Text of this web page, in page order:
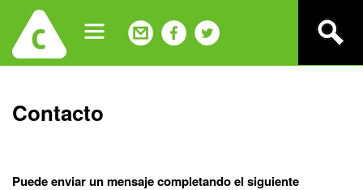
navigation
Back
to
Contacto
Puede enviar un mensaje completando el siguiente